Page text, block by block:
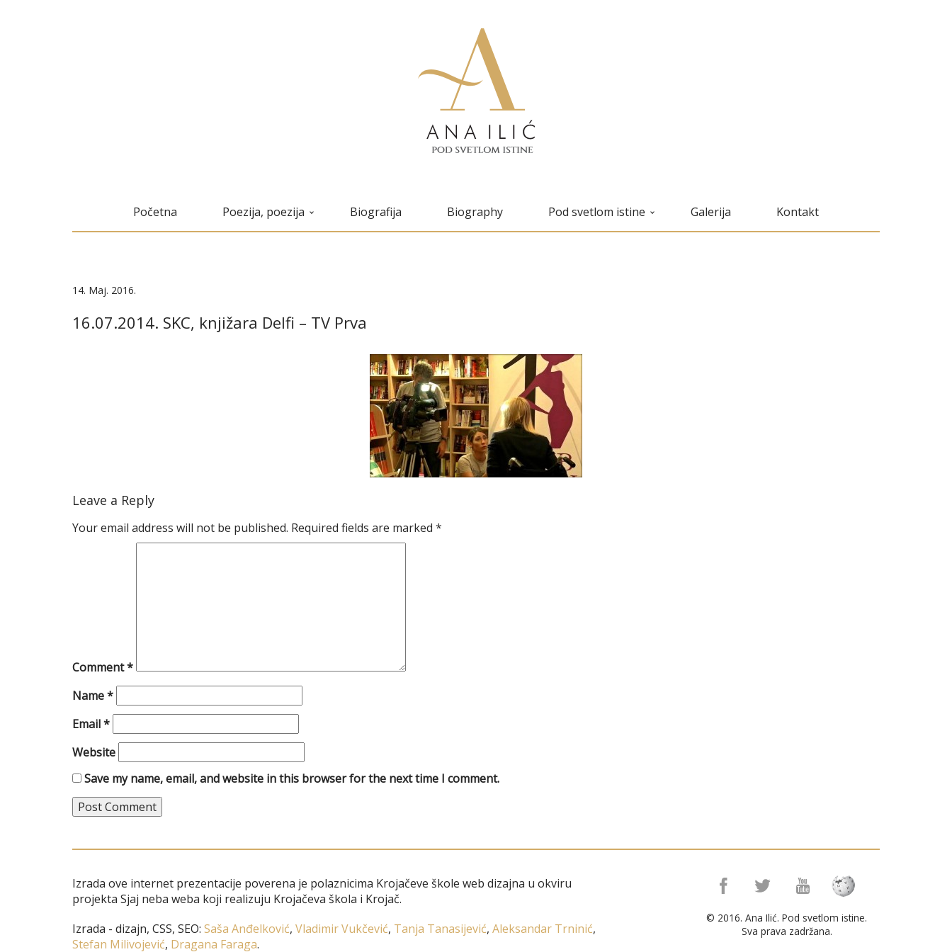
Početna Poezija, poezija Biografija Biography Pod svetlom istine Galerija Kontakt
14. Maj. 2016.
16.07.2014. SKC, knjižara Delfi – TV Prva
Leave a Reply
Your email address will not be published. Required fields are marked *
Comment*
Name*
Email*
Website
Save my name, email, and website in this browser for the next time I comment.
Izrada ove internet prezentacije poverena je polaznicima Krojačeve škole web dizajna u okviru
projekta Sjaj neba weba koji realizuju Krojačeva škola i Krojač.
Izrada - dizajn, CSS, SEO: Saša Anđelković, Vladimir Vukčević, Tanja Tanasijević, Aleksandar Trninić,
Stefan Milivojević, Dragana Faraga.
© 2016. Ana Ilić. Pod svetlom istine.
Sva prava zadržana.